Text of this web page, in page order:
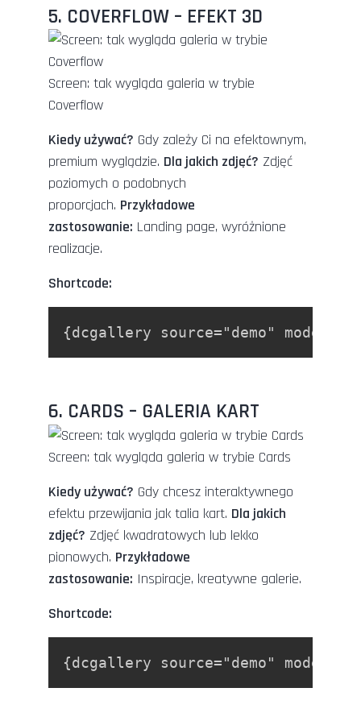
5. COVERFLOW – EFEKT 3D
Screen: tak wygląda galeria w trybie
Coverflow
Kiedy używać? Gdy zależy Ci na efektownym,
premium wyglądzie. Dla jakich zdjęć? Zdjęć
poziomych o podobnych
proporcjach. Przykładowe
zastosowanie: Landing page, wyróżnione
realizacje.
Shortcode:
{dcgallery source="demo"
6. CARDS – GALERIA KART
Screen: tak wygląda galeria w trybie Cards
Kiedy używać? Gdy chcesz interaktywnego
efektu przewijania jak talia kart. Dla jakich
zdjęć? Zdjęć kwadratowych lub lekko
pionowych. Przykładowe
zastosowanie: Inspiracje, kreatywne galerie.
Shortcode:
{dcgallery source="demo"